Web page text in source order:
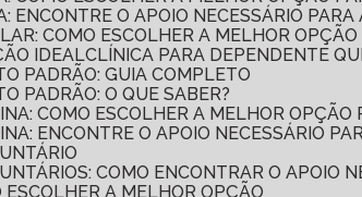
ENCONTRE O APOIO NECESSÁRIO
COMO ESCOLHER A MELHOR
IDEAL
CLÍNICA PARA DEPENDENTE
PADRÃO: GUIA COMPLETO
PADRÃO: O QUE SABER?
COMO ESCOLHER A MELHOR
ENCONTRE O APOIO NECESSÁRIO
COMO ENCONTRAR O APOIO
ESCOLHER A MELHOR OPÇÃO